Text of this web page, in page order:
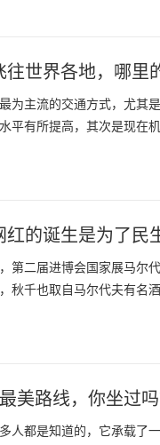
世界各地，哪里
为主流的交通方式，尤其
平有所提高，其次是现在
的诞生是为了民
第二届进博会国家展马尔
秋千也取自马尔代夫有名
美路线，你坐过吗
人都是知道的，它承载了